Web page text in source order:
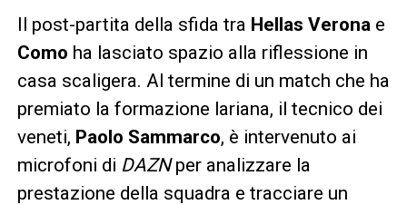
Il post-partita della sfida tra Hellas Verona e
Como ha lasciato spazio alla riflessione in
casa scaligera. Al termine di un match che ha
premiato la formazione lariana, il tecnico dei
veneti, Paolo Sammarco, è intervenuto ai
microfoni di DAZNper analizzare la
prestazione della squadra e tracciare un